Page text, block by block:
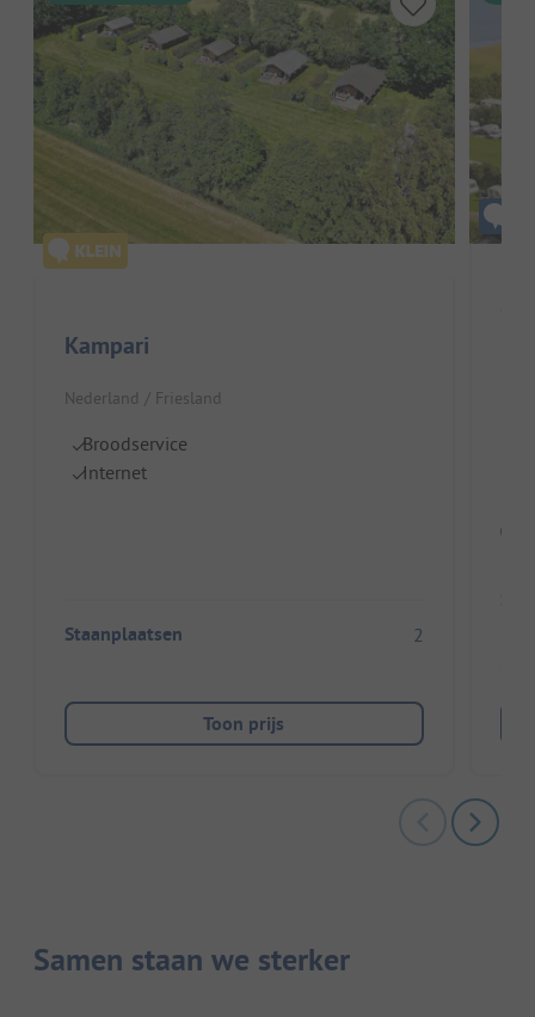
Kampari
Nederland / Friesland
Broodservice
Internet
Staanplaatsen 2
Toon prijs
Samen staan we sterker